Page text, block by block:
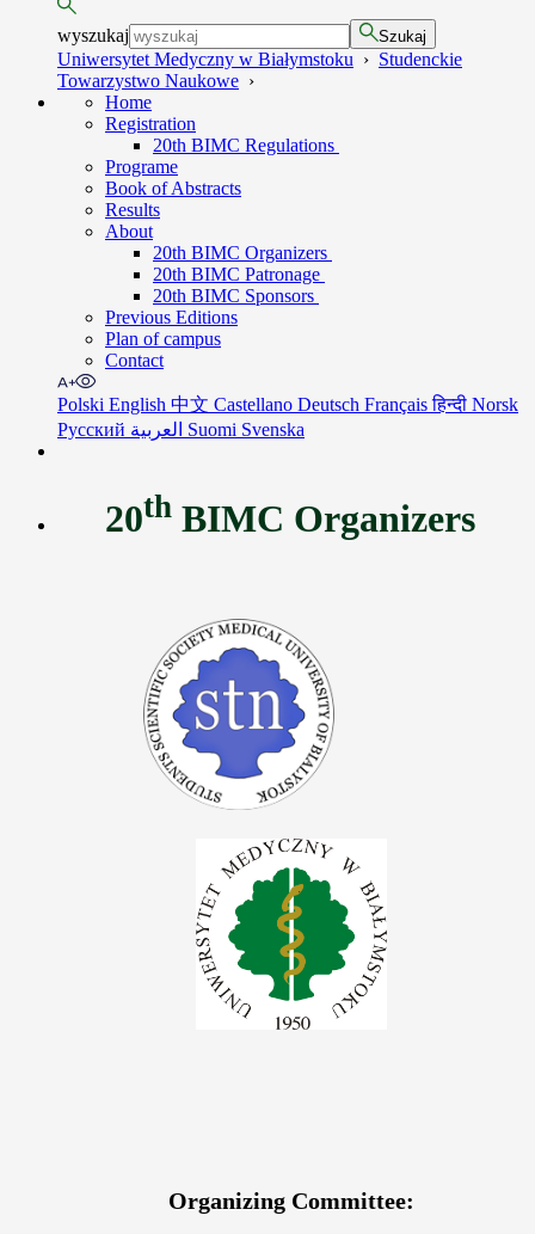
wyszukaj Szukaj
Uniwersytet Medyczny w Białymstoku › Studenckie
Towarzystwo Naukowe ›
Home
Registration
20th BIMC Regulations
Programe
Book of Abstracts
Results
About
20th BIMC Organizers
20th BIMC Patronage
20th BIMC Sponsors
Previous Editions
Plan of campus
Contact
Polski English 中文 Castellano Deutsch Françaisहिन्दी Norsk
Русский
Suomi Svenska
20th BIMC Organizers
Organizing Committee: